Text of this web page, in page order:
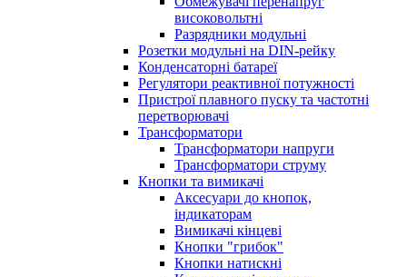
високовольтні
Разрядники модульні
Розетки модульні на DIN-рейку
Конденсаторні батареї
Регулятори реактивної потужності
Пристрої плавного пуску та частотні
перетворювачі
Трансформатори
Трансформатори напруги
Трансформатори струму
Кнопки та вимикачі
Аксесуари до кнопок,
індикаторам
Вимикачі кінцеві
Кнопки "грибок"
Кнопки натискні